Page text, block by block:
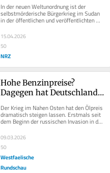
In der neuen Weltunordnung ist der
selbstmörderische Bürgerkrieg im Sudan
in der öffentlichen und veröffentlichten
15.04.2026
50
NRZ
Hohe Benzinpreise?
Dagegen hat Deutschland
Der Krieg im Nahen Osten hat den Ölpreis
dramatisch steigen lassen. Erstmals seit
dem Beginn der russischen Invasion in der
Ukraine liegt er deutlich...
09.03.2026
50
Westfaelische
Rundschau